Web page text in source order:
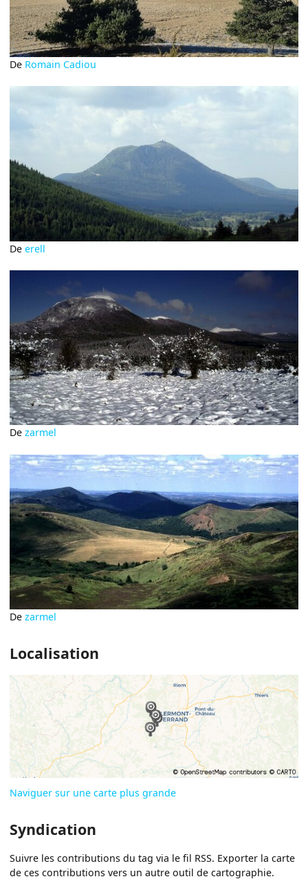
De Romain Cadiou
Deerell
Dezarmel
Dezarmel
Localisation
Naviguer sur une carte plus grande
Syndication
Suivre les contributions du tag via le fil RSS. Exporter la carte
de ces contributions vers un autre outil de cartographie.